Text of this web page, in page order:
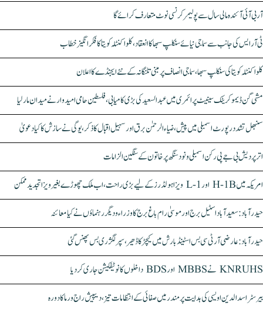
آر بی آئی آئندہ مالی سال سے پولیمر کرنسی نوٹ متعارف کرائے گا
ٹی آر ایس کی جانب سے سماجی نیائے سنکلپ سبھا کا انعقاد، کلواکنٹلہ کویتا کا فکر انگیز خطاب
کلواکنٹلہ کویتا کی سنکلپ سبھا، سماجی انصاف پر مبنی تلنگانہ کے نئے ایجنڈے کا اعلان
مشی گن ڈیموکریٹک سینیٹ پرائمری میں عبدالسعید کی بڑی کامیابی، فلسطین حامی امیدوار نے میدان مار لیا
سنبھل تشدد رپورٹ اسمبلی میں پیش، ضیاء الرحمٰن برق اور سہیل اقبال کا ذکر، یوگی نے سازش کا کیا دعویٰ
اتر پردیش بی جے پی رکن اسمبلی ونود سنگھ پر خاتون کے سنگین الزامات
امریکہ میں H-1B اور L-1 ویزا ہولڈرز کے لیے بڑی راحت، اب ملک چھوڑے بغیر ویزا تجدید ممکن
حیدرآباد: سعیدآباد اسٹیل برج اور موسیٰ رام باغ برج کا وزراء و دیگر رہنماؤں نے کیا معائنہ
حیدرآباد: عارضی آر ٹی سی بس اسٹینڈ بارش میں کیچڑ کا ڈھیر، سپر لگژری بس پھنس گئی
KNRUHS نے MBBS اور BDS داخلوں کا نوٹیفکیشن جاری کر دیا
بیرسٹر اسدالدین اویسی کی ہدایت پر مندر میں صفائی کے انتظامات تیز، دیپیش راج ورما کا دورہ